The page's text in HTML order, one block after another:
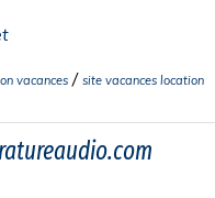
vacances / site vacances location